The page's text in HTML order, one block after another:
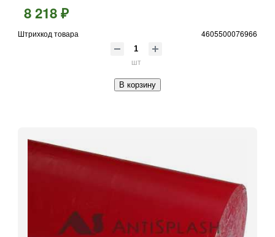
8 218 ₽
Штрихкод товара 4605500076966
шт
В корзину